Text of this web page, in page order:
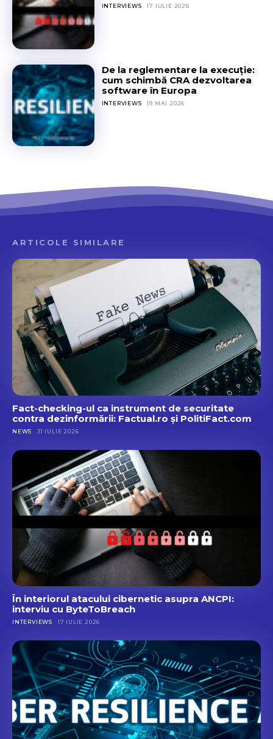
INTERVIEWS 17 IULIE 2026
De la reglementare la execuție:
cum schimbă CRA dezvoltarea
software în Europa
INTERVIEWS 19 MAI 2026
ARTICOLE SIMILARE
Fact-checking-ul ca instrument de securitate
contra dezinformării: Factual.ro și PolitiFact.com
NEWS 31 IULIE 2026
În interiorul atacului cibernetic asupra ANCPI:
interviu cu ByteToBreach
INTERVIEWS 17 IULIE 2026